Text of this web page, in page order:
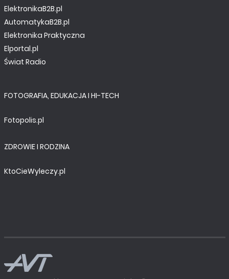
ElektronikaB2B.pl
AutomatykaB2B.pl
Elektronika Praktyczna
Elportal.pl
Świat Radio
FOTOGRAFIA, EDUKACJA I HI-TECH
Fotopolis.pl
ZDROWIE I RODZINA
KtoCieWyleczy.pl